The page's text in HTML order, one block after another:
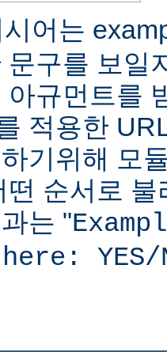
시어는
문구를 보일
아규먼트를
적용한
기위해 모
떤 순서로
는 "
YES/